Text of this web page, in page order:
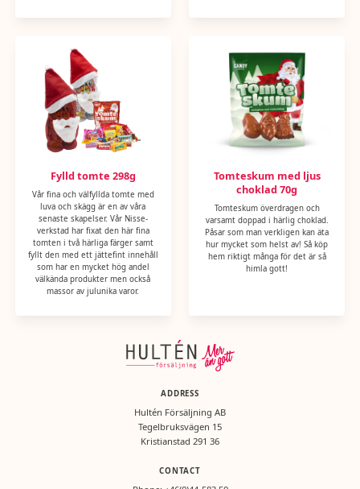
Fylld tomte 298g
Vår fina och välfyllda tomte med
luva och skägg är en av våra
senaste skapelser. Vår Nisse-
verkstad har fixat den här fina
tomten i två härliga färger samt
fyllt den med ett jättefint innehåll
som har en mycket hög andel
välkända produkter men också
massor av julunika varor.
Tomteskum med ljus
choklad 70g
Tomteskum överdragen och
varsamt doppad i härlig choklad.
Påsar som man verkligen kan äta
hur mycket som helst av! Så köp
hem riktigt många för det är så
himla gott!
ADDRESS
Hultén Försäljning AB
Tegelbruksvägen 15
Kristianstad 291 36
CONTACT